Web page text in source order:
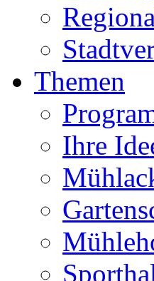
Themen
Ihre